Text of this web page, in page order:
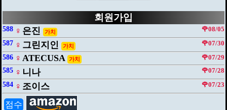
회원가입
588 ♀ 은진 가치
🌹08/05
587 ♀ 그린지인 가치
🌹07/30
586 ♀ ATECUSA 가치
🌹07/29
585 ♀ 니나
🌹07/28
584 ♀ 조이스 🌹07/23
점수